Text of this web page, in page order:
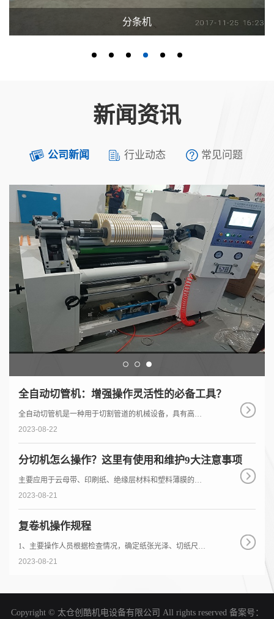
分条机
新闻资讯
公司新闻 行业动态 常见问题
全自动切管机：增强操作灵活性的必备工具？
全自动切管机是一种用于切割管道的机械设备，具有高效
和安全的特点。随着工业技术的发展，切管机在管道行业...
2023-08-22
分切机怎么操作？这里有使用和维护9大注意事项
主要应用于云母带、印刷纸、绝缘层材料和塑料薄膜的分
切，特别适用于快变(绝缘层材料、云母带、塑料薄膜等...
2023-08-21
复卷机操作规程
1、主要操作人员根据检查情况，确定纸张光泽、切纸尺寸
等。·准确后，发送启动数据信号通知操作员提前准备...
2023-08-21
Copyright © 太仓创酷机电设备有限公司 All rights reserved 备案号：